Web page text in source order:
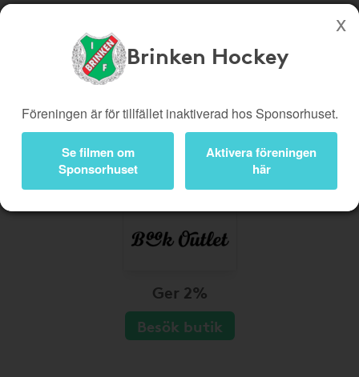
Köp genom denna sida stöttar Brinken Hockey
Presentkort
Kampanjer
Bli medlem
Logga in
Brinken Hockey
Föreningen är för tillfället inaktiverad hos Sponsorhuset.
Se filmen om
Sponsorhuset
Aktivera föreningen
här
Ger 2%
Besök butik